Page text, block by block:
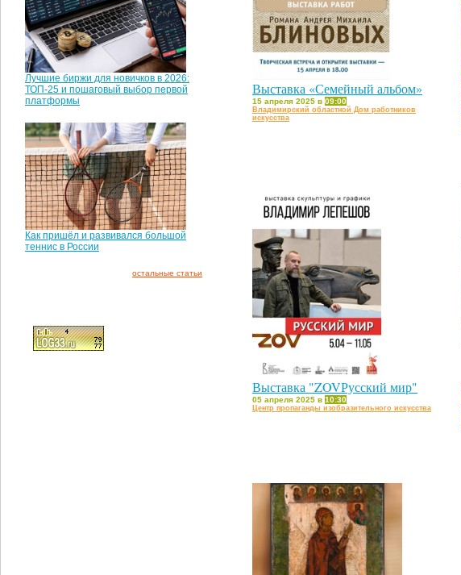
Лучшие биржи для новичков в 2026:
ТОП-25 и пошаговый выбор первой
платформы
Как пришёл и развивался большой
теннис в России
остальные статьи
Выставка «Семейный альбом»
15 апреля 2025 в 09:00
Владимирский областной Дом работников
искусства
Выставка "ZOVРусский мир"
05 апреля 2025 в 10:30
Центр пропаганды изобразительного искусства